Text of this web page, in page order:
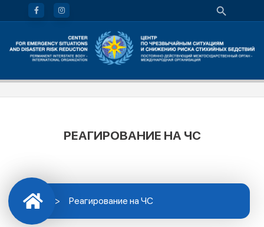
РЕАГИРОВАНИЕ НА ЧС
> Реагирование на ЧС